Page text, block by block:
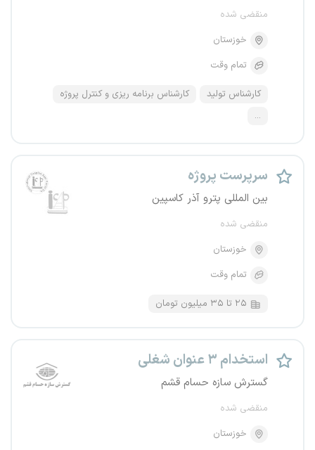
منقضی شده
خوزستان
تمام وقت
کارشناس تولید
کارشناس برنامه ریزی و کنترل پروژه
...
سرپرست پروژه
بین المللی پترو ﺁذر کاسپین
منقضی شده
خوزستان
تمام وقت
۲۵ تا ۳۵ میلیون تومان
استخدام ۳ عنوان شغلی
گسترش سازه حسام قشم
منقضی شده
خوزستان